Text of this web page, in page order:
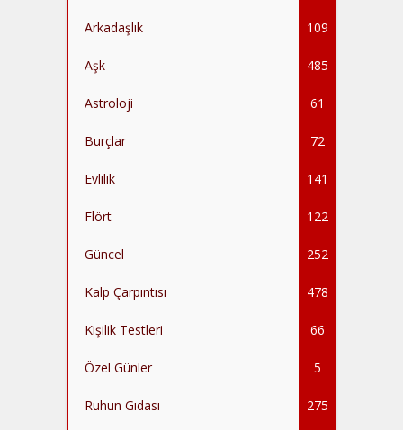
Arkadaşlık 109
Aşk 485
Astroloji 61
Burçlar 72
Evlilik 141
Flört 122
Güncel 252
Kalp Çarpıntısı 478
Kişilik Testleri 66
Özel Günler 5
Ruhun Gıdası 275